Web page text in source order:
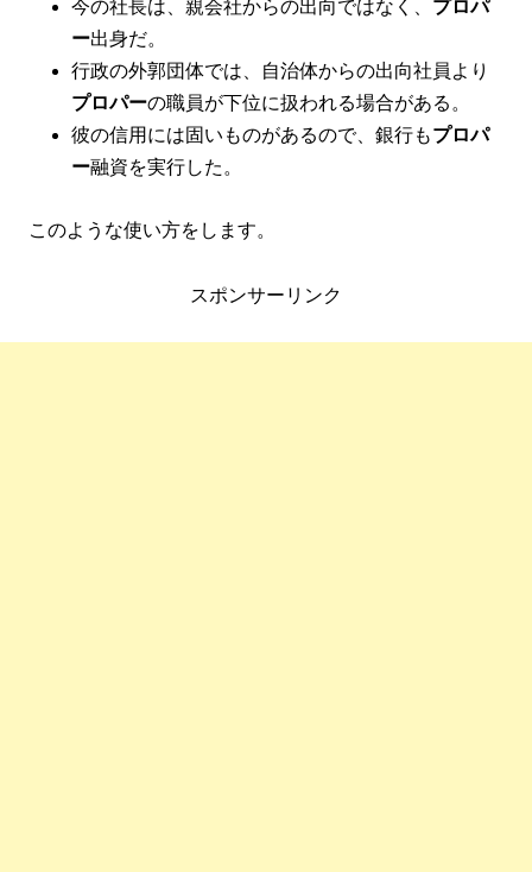
今の社長は、親会社からの出向ではなく、 プロパ
ー出身だ。
行政の外郭団体では、自治体からの出向社員より
プロパーの職員が下位に扱われる場合がある。
彼の信用には固いものがあるので、銀行もプロパ
ー融資を実行した。
このような使い方をします。
スポンサーリンク